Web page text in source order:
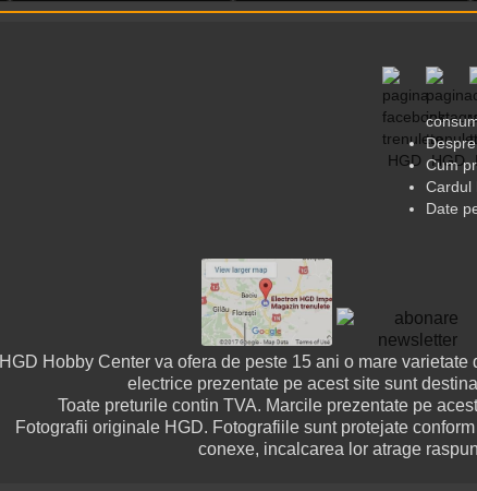
Cum
Cardul
Date
HGD Hobby Center va ofera de peste 15 ani o mare
electrice prezentate pe acest site sunt
Toate preturile contin TVA. Marcile prezentate pe
Fotografii originale HGD. Fotografiile sunt protejate
conexe, incalcarea lor atrage